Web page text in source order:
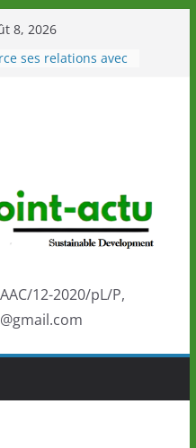
8, 2026
ses relations avec
d’Ivoire
un nouveau tirage
au Togo sur
au-delà des
de ses athlètes
de la politique
l’ambition de
12-2020/pL/P,